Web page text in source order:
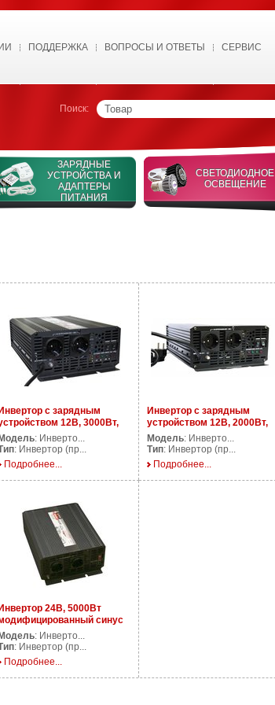
ПОДДЕРЖКА ВОПРОСЫ И ОТВЕТЫ СЕРВИС
Поиск:
ЗАРЯДНЫЕ
УСТРОЙСТВА И
АДАПТЕРЫ
ПИТАНИЯ
СВЕТОДИОДНОЕ
ОСВЕЩЕНИЕ
Инвертор с зарядным
12В, 3000Вт,
UPS3000/12V
Модель: Инверто...
: Инвертор (пр...
Подробнее...
Инвертор с зарядным
устройством 12В, 2000Вт,
AP UPS2000/12V
Модель: Инверто...
Тип: Инвертор (пр...
Подробнее...
Инвертор 24В, 5000Вт
синус
DS5000/24V
Модель: Инверто...
: Инвертор (пр...
Подробнее...